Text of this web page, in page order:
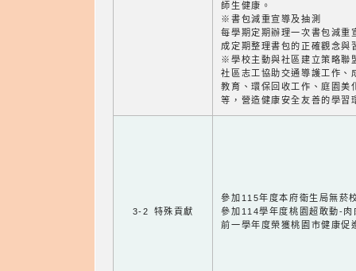
師生健康。
※書包減重宣導及抽測
每學期定期辦理一次書包減重
成定期整理書包的正確觀念與
※學校主動與社區建立策略聯
社區志工協助交通導護工作、
教育、環保回收工作、庭園美
等，營造健康安全友善的學習
3-2 特殊貢獻
參加115年度本府衛生局無菸
參加114學年度桃園超敢動-肉
前一學年度榮獲桃園市健康促